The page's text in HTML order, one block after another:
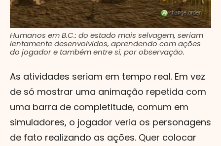
Humanos em B.C.: do estado mais selvagem, seriam
lentamente desenvolvidos, aprendendo com ações
do jogador e também entre si, por observação.
As atividades seriam em tempo real. Em vez
de só mostrar uma animação repetida com
uma barra de completitude, comum em
simuladores, o jogador veria os personagens
de fato realizando as ações. Quer colocar